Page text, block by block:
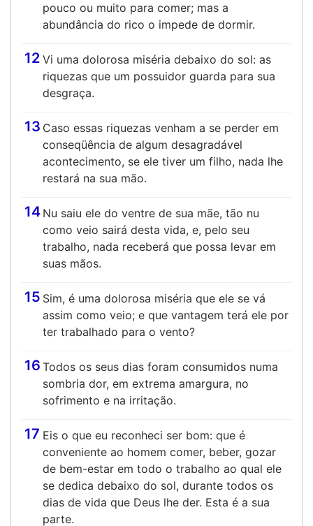
pouco ou muito para comer; mas a
abundância do rico o impede de dormir.
12 Vi uma dolorosa miséria debaixo do sol: as
riquezas que um possuidor guarda para sua
desgraça.
13 Caso essas riquezas venham a se perder em
conseqüência de algum desagradável
acontecimento, se ele tiver um filho, nada lhe
restará na sua mão.
14 Nu saiu ele do ventre de sua mãe, tão nu
como veio sairá desta vida, e, pelo seu
trabalho, nada receberá que possa levar em
suas mãos.
15 Sim, é uma dolorosa miséria que ele se vá
assim como veio; e que vantagem terá ele por
ter trabalhado para o vento?
16 Todos os seus dias foram consumidos numa
sombria dor, em extrema amargura, no
sofrimento e na irritação.
17 Eis o que eu reconheci ser bom: que é
conveniente ao homem comer, beber, gozar
de bem-estar em todo o trabalho ao qual ele
se dedica debaixo do sol, durante todos os
dias de vida que Deus lhe der. Esta é a sua
parte.